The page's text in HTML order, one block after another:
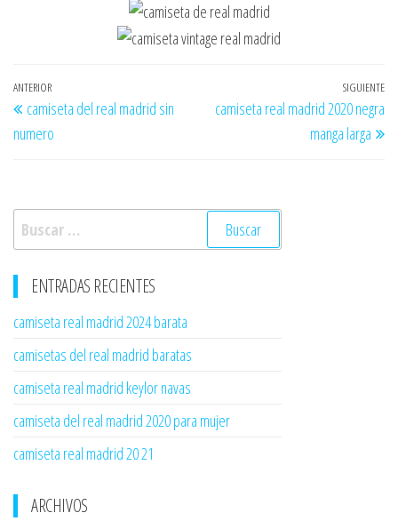
Navegación
de
entradas
Entrada
anterior
ANTERIOR
camiseta del real madrid sin
numero
SIGUIENTE
camiseta real madrid 2020 negra
manga larga
Buscar:
ENTRADAS RECIENTES
camiseta real madrid 2024 barata
camisetas del real madrid baratas
camiseta real madrid keylor navas
camiseta del real madrid 2020 para mujer
camiseta real madrid 20 21
ARCHIVOS